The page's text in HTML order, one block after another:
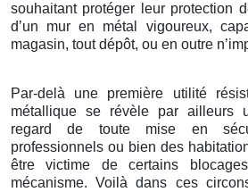
souhaitant protéger leur protection
d’un mur en métal vigoureux,
magasin, tout dépôt, ou en outre
Par-delà une première utilité
métallique se révèle par ailleurs
regard de toute mise en
professionnels ou bien des
être victime de certains
mécanisme. Voilà dans ces